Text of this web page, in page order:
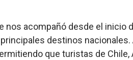
nos acompañó desde el inicio
destinos
que turistas de Chile,